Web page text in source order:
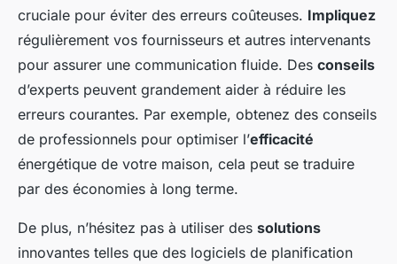
cruciale pour éviter des erreurs coûteuses. Impliquez
régulièrement vos fournisseurs et autres intervenants
pour assurer une communication fluide. Des conseils
d’experts peuvent grandement aider à réduire les
erreurs courantes. Par exemple, obtenez des conseils
de professionnels pour optimiser l’efficacité
énergétique de votre maison, cela peut se traduire
par des économies à long terme.
De plus, n’hésitez pas à utiliser des solutions
innovantes telles que des logiciels de planification